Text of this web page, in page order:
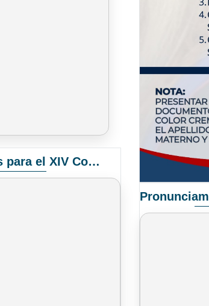
Convocatoria Elección de Delegados Docentes para el XIV Congreso Nacional de Universidades